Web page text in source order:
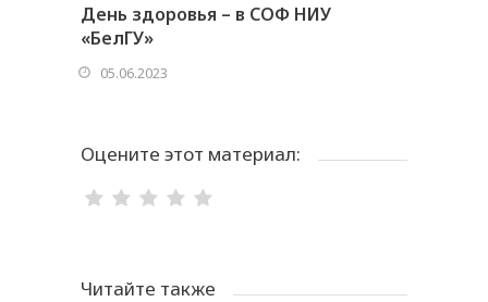
День здоровья – в СОФ НИУ
«БелГУ»
05.06.2023
Оцените этот материал:
Читайте также